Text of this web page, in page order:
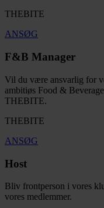
THEBITE
ANSØG
F&B Manager
Vil du være ansvarlig for
ambitiøs Food &
THEBITE.
THEBITE
ANSØG
Host
Bliv frontperson i vores
vores medlemmer.